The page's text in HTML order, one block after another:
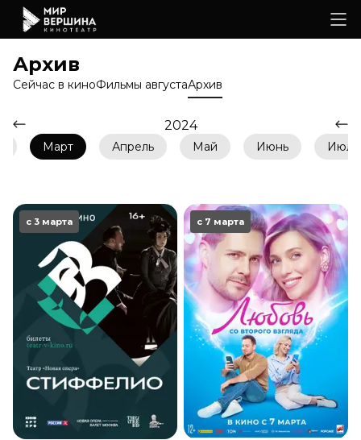
Архив
Сейчас в киноФильмы августаАрхив
2024
Март Апрель Май Июнь Июль
с 3 марта с 7 марта